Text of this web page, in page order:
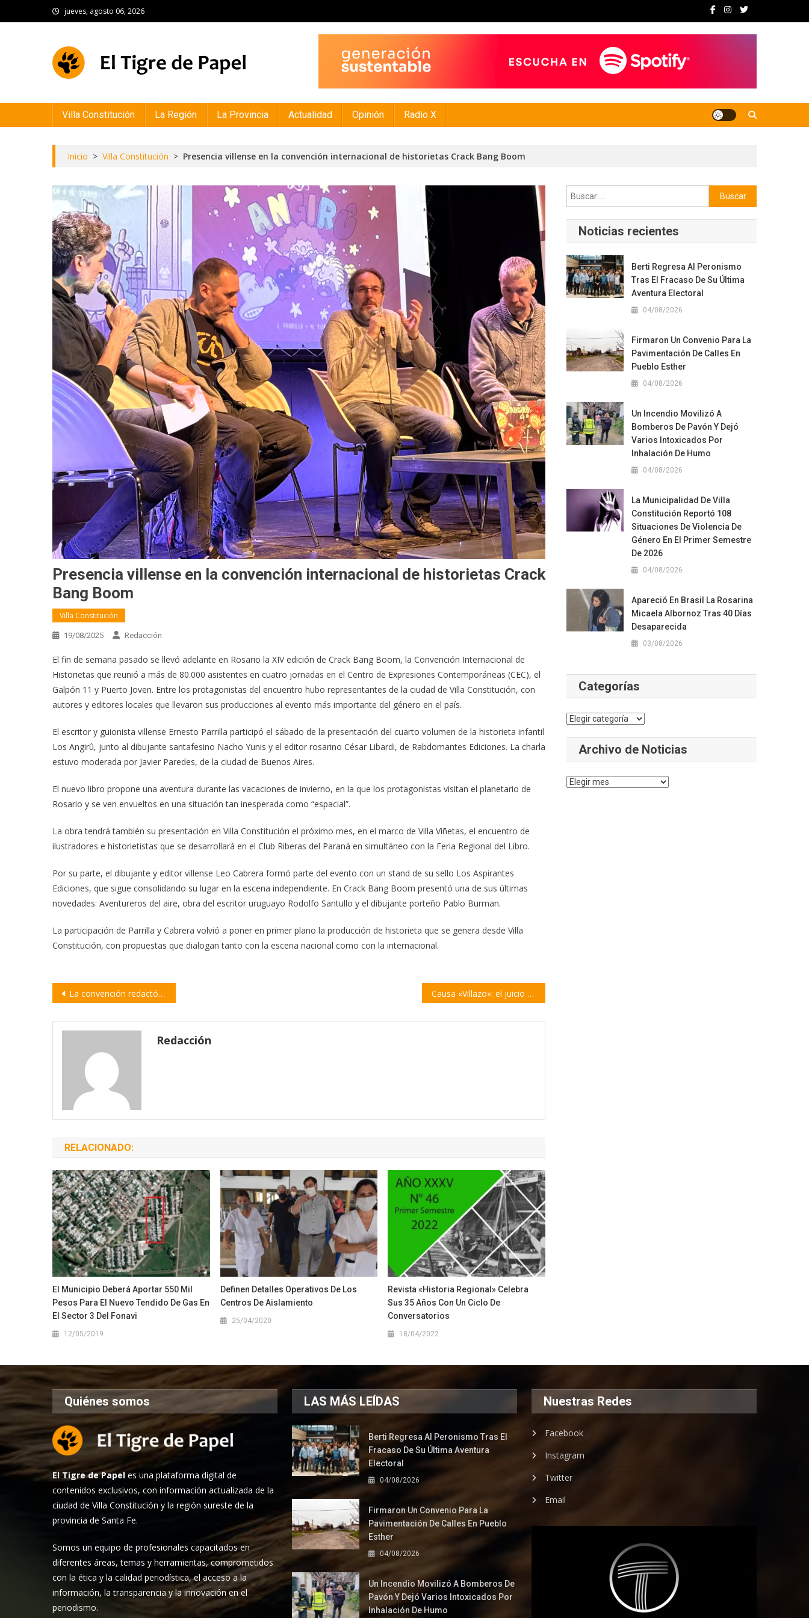
to
jueves, agosto 06, 2026
Villa Constitución La Región La Provincia Actualidad Opinión Radio X
Inicio > Villa Constitución > Presencia villense en la convención internacional de historietas Crack Bang Boom
Presencia villense en la convención internacional de historietas Crack
Bang Boom
Villa Constitución
19/08/2025 Redacción
El fin de semana pasado se llevó adelante en Rosario la XIV edición de Crack Bang Boom, la Convención Internacional de
Historietas que reunió a más de 80.000 asistentes en cuatro jornadas en el Centro de Expresiones Contemporáneas (CEC), el
Galpón 11 y Puerto Joven. Entre los protagonistas del encuentro hubo representantes de la ciudad de Villa Constitución, con
autores y editores locales que llevaron sus producciones al evento más importante del género en el país.
El escritor y guionista villense Ernesto Parrilla participó el sábado de la presentación del cuarto volumen de la historieta infantil
Los Angirû, junto al dibujante santafesino Nacho Yunis y el editor rosarino César Libardi, de Rabdomantes Ediciones. La charla
estuvo moderada por Javier Paredes, de la ciudad de Buenos Aires.
El nuevo libro propone una aventura durante las vacaciones de invierno, en la que los protagonistas visitan el planetario de
Rosario y se ven envueltos en una situación tan inesperada como “espacial”.
La obra tendrá también su presentación en Villa Constitución el próximo mes, en el marco de Villa Viñetas, el encuentro de
ilustradores e historietistas que se desarrollará en el Club Riberas del Paraná en simultáneo con la Feria Regional del Libro.
Por su parte, el dibujante y editor villense Leo Cabrera formó parte del evento con un stand de su sello Los Aspirantes
Ediciones, que sigue consolidando su lugar en la escena independiente. En Crack Bang Boom presentó una de sus últimas
novedades: Aventureros del aire, obra del escritor uruguayo Rodolfo Santullo y el dibujante porteño Pablo Burman.
La participación de Parrilla y Cabrera volvió a poner en primer plano la producción de historieta que se genera desde Villa
Constitución, con propuestas que dialogan tanto con la escena nacional como con la internacional.
Navegación
entradas
La convención redactó el artículo sobre Malvinas con el rechazo de La Libertad Avanza Causa «Villazo»: el juicio por la complicidad de Acindar entra en etapa de definiciones
Redacción
RELACIONADO:
El Municipio Deberá Aportar 550 Mil
Pesos Para El Nuevo Tendido De Gas En
El Sector 3 Del Fonavi
12/05/2019
Definen Detalles Operativos De Los
Centros De Aislamiento
25/04/2020
Revista «Historia Regional» Celebra
Sus 35 Años Con Un Ciclo De
Conversatorios
18/04/2022
Buscar:
Noticias recientes
Berti Regresa Al Peronismo
Tras El Fracaso De Su Última
Aventura Electoral
04/08/2026
Firmaron Un Convenio Para La
Pavimentación De Calles En
Pueblo Esther
04/08/2026
Un Incendio Movilizó A
Bomberos De Pavón Y Dejó
Varios Intoxicados Por
Inhalación De Humo
04/08/2026
La Municipalidad De Villa
Constitución Reportó 108
Situaciones De Violencia De
Género En El Primer Semestre
De 2026
04/08/2026
Apareció En Brasil La Rosarina
Micaela Albornoz Tras 40 Días
Desaparecida
03/08/2026
Categorías
Categorías
Archivo de Noticias
Archivo
Quiénes somos
El Tigre de Papel es una plataforma digital de
contenidos exclusivos, con información actualizada de la
ciudad de Villa Constitución y la región sureste de la
provincia de Santa Fe.
Somos un equipo de profesionales capacitados en
diferentes áreas, temas y herramientas, comprometidos
con la ética y la calidad periodística, el acceso a la
información, la transparencia y la innovación en el
periodismo.
LAS MÁS LEÍDAS
Berti Regresa Al Peronismo Tras El
Fracaso De Su Última Aventura
Electoral
04/08/2026
Firmaron Un Convenio Para La
Pavimentación De Calles En Pueblo
Esther
04/08/2026
Un Incendio Movilizó A Bomberos De
Pavón Y Dejó Varios Intoxicados Por
Inhalación De Humo
Nuestras Redes
Facebook
Instagram
Twitter
Email